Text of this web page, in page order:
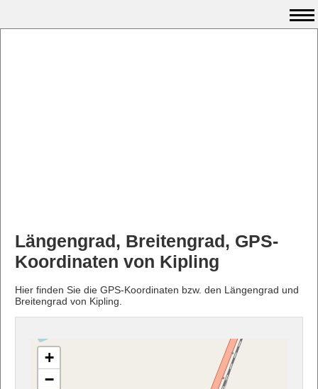
Längengrad, Breitengrad, GPS-
Koordinaten von Kipling
Hier finden Sie die GPS-Koordinaten bzw. den Längengrad und
Breitengrad von Kipling.
+
−